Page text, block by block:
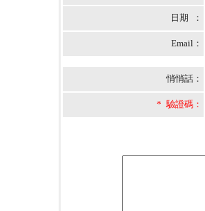
日期 ：
Email：
悄悄話：
* 驗證碼：